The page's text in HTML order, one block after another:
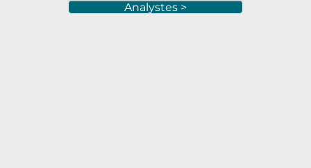
Analystes >